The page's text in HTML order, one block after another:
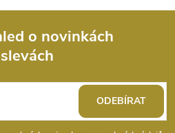
o novinkách
ODEBÍRAT